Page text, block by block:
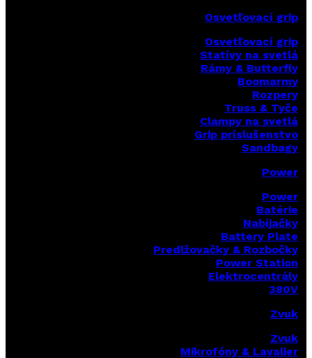
Osvetľovací grip
Osvetľovací grip
Statívy na svetlá
Rámy & Butterfly
Boomarmy
Rozpery
Truss & Tyče
Clampy na svetlá
Grip príslušenstvo
Sandbagy
Power
Power
Batérie
Nabíjačky
Battery Plate
Predlžovačky & Rozbočky
Power Station
Elektrocentrály
380V
Zvuk
Zvuk
Mikrofóny & Lavalier